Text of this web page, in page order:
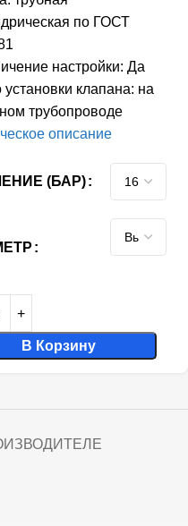
по ГОСТ
настройки: Да
установки клапана: на
трубопроводе
описание
(БАР)
В Корзину